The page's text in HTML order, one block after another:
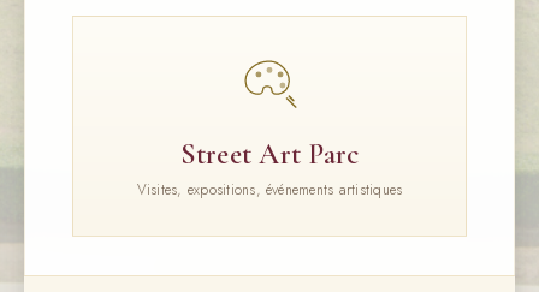
Street Art Parc
Visites, expositions, événements artistiques